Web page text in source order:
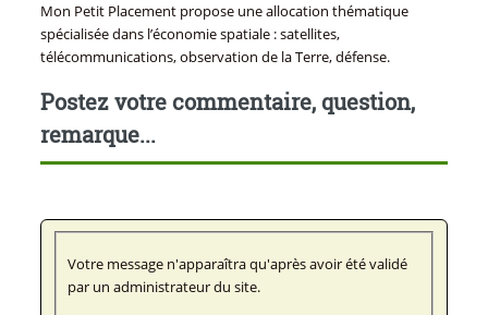
Mon Petit Placement propose une allocation thématique
spécialisée dans l’économie spatiale : satellites,
télécommunications, observation de la Terre, défense.
Postez votre commentaire, question,
remarque...
Votre message n'apparaîtra qu'après avoir été validé
par un administrateur du site.